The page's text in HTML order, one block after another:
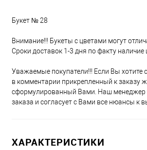
Букет № 28
Внимание!!! Букеты с цветами могут
Сроки доставок 1-3 дня по факту наличие
Уважаемые покупатели!!! Если Вы хотите
в комментарии прикрепленный к заказу
сформулированный Вами. Наш менеджер
заказа и согласует с Вами все нюансы к
ХАРАКТЕРИСТИКИ